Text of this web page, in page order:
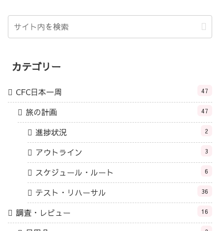
カテゴリー
CFC日本一周 47
旅の計画 47
進捗状況 2
アウトライン 3
スケジュール・ルート 6
テスト・リハーサル 36
調査・レビュー 16